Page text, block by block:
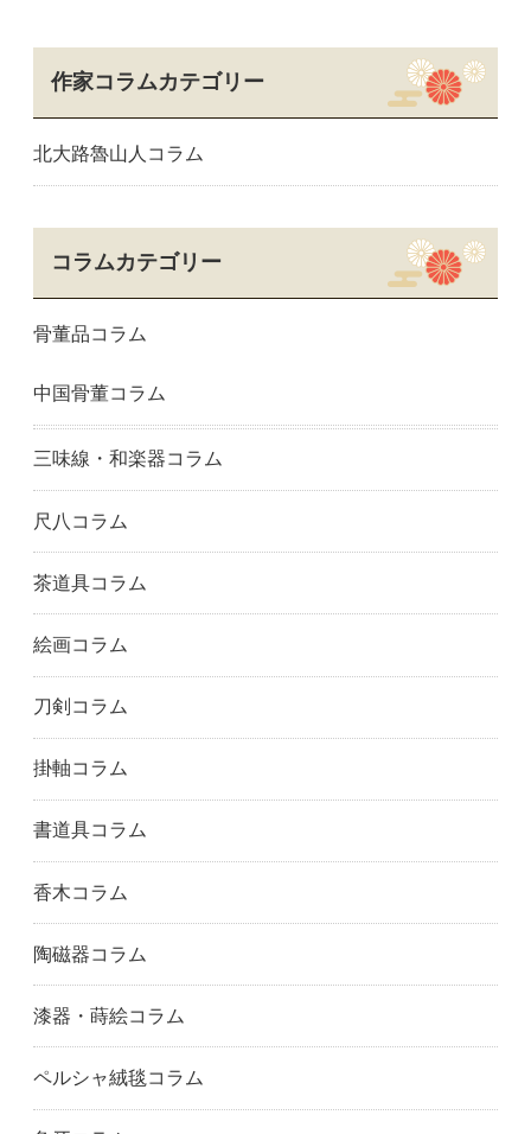
作家コラムカテゴリー
北大路魯山人コラム
コラムカテゴリー
骨董品コラム
中国骨董コラム
三味線・和楽器コラム
尺八コラム
茶道具コラム
絵画コラム
刀剣コラム
掛軸コラム
書道具コラム
香木コラム
陶磁器コラム
漆器・蒔絵コラム
ペルシャ絨毯コラム